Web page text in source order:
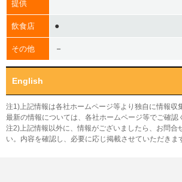
提供
飲食店 ●
その他 －
English
注1)上記情報は各社ホームページ等より独自に情報収
最新の情報については、各社ホームページ等でご確認
注2)上記情報以外に、情報がございましたら、お問合
い。内容を確認し、必要に応じ掲載させていただきま